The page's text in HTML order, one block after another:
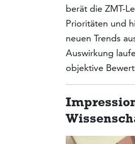
berät die ZMT-
Prioritäten und
neuen Trends
Auswirkung
objektive